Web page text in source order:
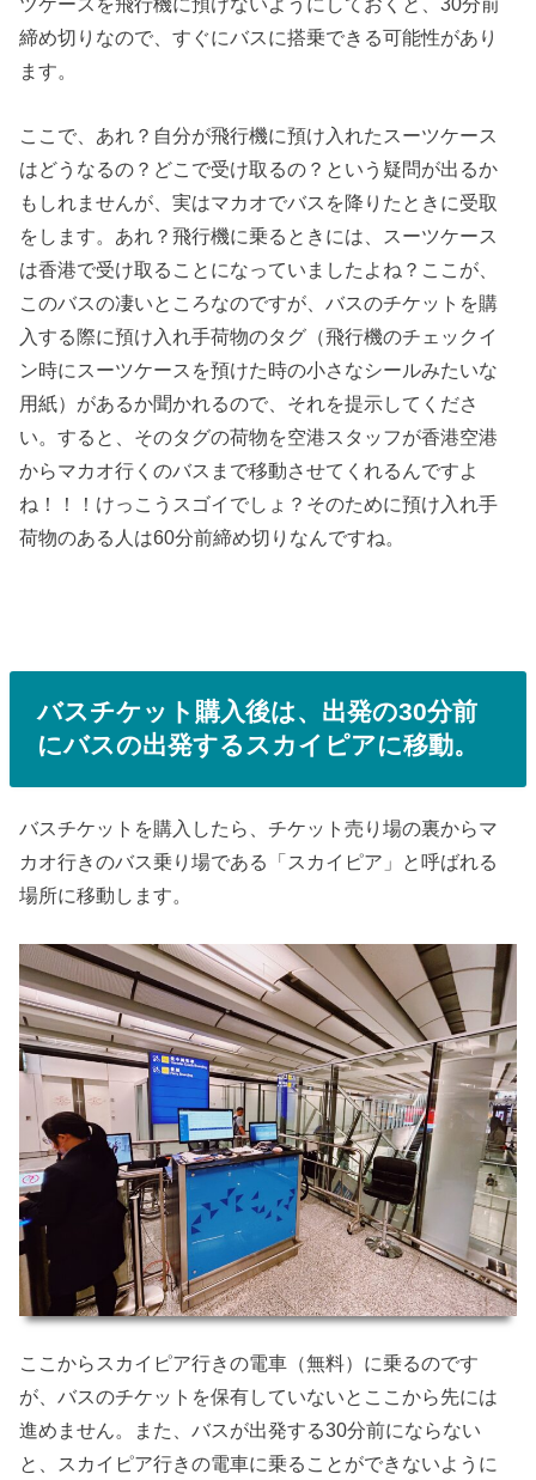
締め切りなので、すぐにバスに搭乗できる可能性があり
ます。
ここで、あれ？自分が飛行機に預け入れたスーツケース
はどうなるの？どこで受け取るの？という疑問が出るか
もしれませんが、実はマカオでバスを降りたときに受取
をします。あれ？飛行機に乗るときには、スーツケース
は香港で受け取ることになっていましたよね？ここが、
このバスの凄いところなのですが、バスのチケットを購
入する際に預け入れ手荷物のタグ（飛行機のチェックイ
ン時にスーツケースを預けた時の小さなシールみたいな
用紙）があるか聞かれるので、それを提示してくださ
い。すると、そのタグの荷物を空港スタッフが香港空港
からマカオ行くのバスまで移動させてくれるんですよ
ね！！！けっこうスゴイでしょ？そのために預け入れ手
荷物のある人は60分前締め切りなんですね。
バスチケット購入後は、出発の30分前
にバスの出発するスカイピアに移動。
バスチケットを購入したら、チケット売り場の裏からマ
カオ行きのバス乗り場である「スカイピア」と呼ばれる
場所に移動します。
ここからスカイピア行きの電車（無料）に乗るのです
が、バスのチケットを保有していないとここから先には
進めません。また、バスが出発する30分前にならない
と、スカイピア行きの電車に乗ることができないように